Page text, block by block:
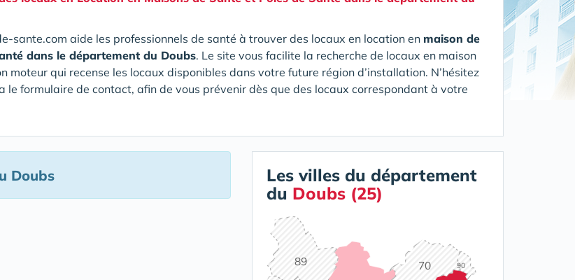
sante.com aide les professionnels de santé à trouver des locaux en location en maison de
dans le département du Doubs. Le site vous facilite la recherche de locaux en maison
moteur qui recense les locaux disponibles dans votre future région d’installation. N’hésitez
formulaire de contact, afin de vous prévenir dès que des locaux correspondant à votre
Doubs
Les villes du département
du Doubs (25)
70
89 90